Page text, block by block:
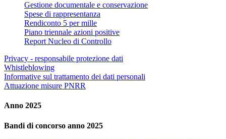
Gestione documentale e conservazione
Spese di rappresentanza
Rendiconto 5 per mille
Piano triennale azioni positive
Report Nucleo di Controllo
Privacy - responsabile protezione dati
Whistleblowing
Informative sul trattamento dei dati personali
Attuazione misure PNRR
Anno 2025
Bandi di concorso anno 2025